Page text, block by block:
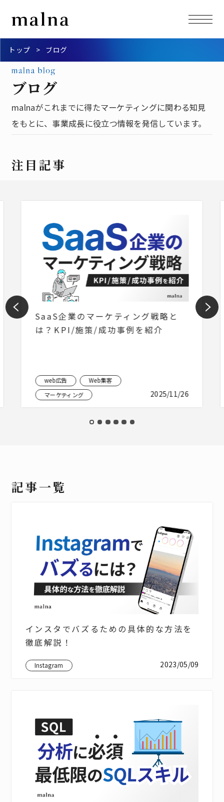
トップ ブログ
ブログ
malnaがこれまでに得たマーケティングに関わる知見
をもとに、事業成長に役立つ情報を発信しています。
注目記事
SaaS企業のマーケティング戦略と
は？KPI/施策/成功事例を紹介
web広告
Web集客
マーケティング
2025/11/26
記事一覧
インスタでバズるための具体的な方法を
徹底解説！
Instagram 2023/05/09